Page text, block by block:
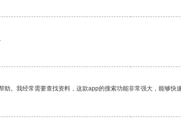
。我经常需要查找资料，这款app的搜索功能非常强大，能够快